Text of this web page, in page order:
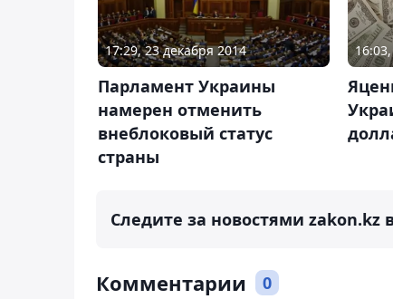
17:29, 23 декабря 2014
Парламент Украины
намерен отменить
внеблоковый статус
страны
Следите за новостями zakon.kz
Комментарии 0